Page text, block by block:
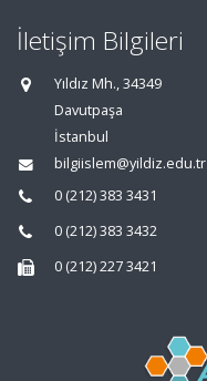
İletişim Bilgileri
Yıldız Mh., 34349
Davutpaşa
İstanbul
bilgiislem@yildiz.edu.tr
0 (212) 383 3431
0 (212) 383 3432
0 (212) 227 3421